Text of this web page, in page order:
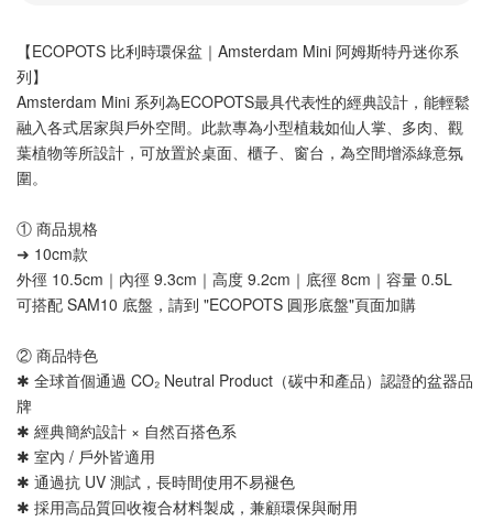
【ECOPOTS 比利時環保盆｜Amsterdam Mini 阿姆斯特丹迷你系
列】
Amsterdam Mini 系列為ECOPOTS最具代表性的經典設計，能輕鬆
融入各式居家與戶外空間。此款專為小型植栽如仙人掌、多肉、觀
葉植物等所設計，可放置於桌面、櫃子、窗台，為空間增添綠意氛
圍。
① 商品規格
➜ 10cm款
外徑 10.5cm｜內徑 9.3cm｜高度 9.2cm｜底徑 8cm｜容量 0.5L
可搭配 SAM10 底盤，請到 "ECOPOTS 圓形底盤"頁面加購
② 商品特色
✱ 全球首個通過 CO₂ Neutral Product（碳中和產品）認證的盆器品
牌
✱ 經典簡約設計 × 自然百搭色系
✱ 室內 / 戶外皆適用
✱ 通過抗 UV 測試，長時間使用不易褪色
✱ 採用高品質回收複合材料製成，兼顧環保與耐用